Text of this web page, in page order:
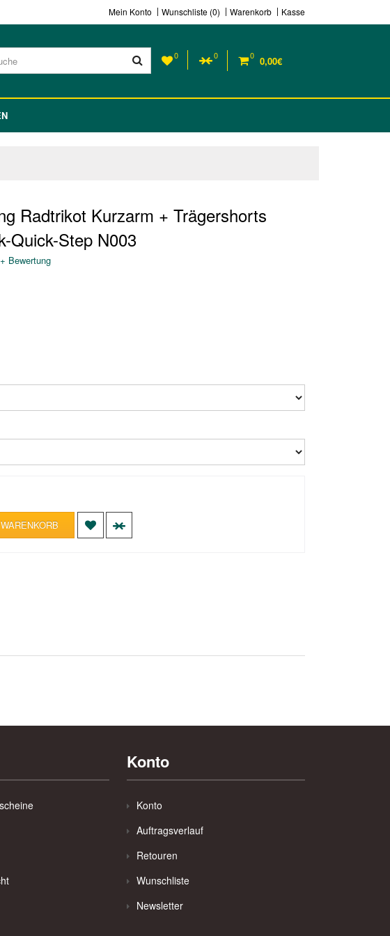
Mein Konto Wunschliste (0) Warenkorb Kasse
0 0 0 0,00€
Radtrikot Kurzarm + Trägershorts
Quick-Step N003
+ Bewertung
Konto
Konto
Auftragsverlauf
Retouren
Wunschliste
Newsletter